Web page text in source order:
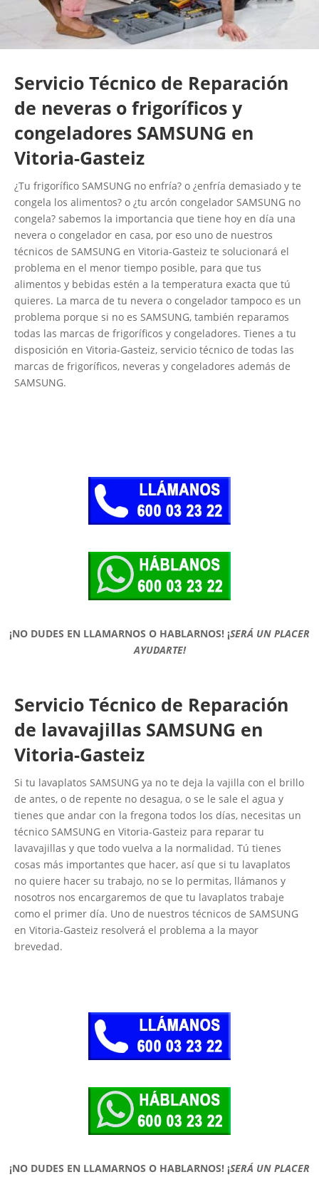
Servicio Técnico de Reparación
de neveras o frigoríficos y
congeladores SAMSUNG en
Vitoria-Gasteiz
¿Tu frigorífico SAMSUNG no enfría? o ¿enfría demasiado y te
congela los alimentos? o ¿tu arcón congelador SAMSUNG no
congela? sabemos la importancia que tiene hoy en día una
nevera o congelador en casa, por eso uno de nuestros
técnicos de SAMSUNG en Vitoria-Gasteiz te solucionará el
problema en el menor tiempo posible, para que tus
alimentos y bebidas estén a la temperatura exacta que tú
quieres. La marca de tu nevera o congelador tampoco es un
problema porque si no es SAMSUNG, también reparamos
todas las marcas de frigoríficos y congeladores. Tienes a tu
disposición en Vitoria-Gasteiz, servicio técnico de todas las
marcas de frigoríficos, neveras y congeladores además de
SAMSUNG.
¡NO DUDES EN LLAMARNOS O HABLARNOS! ¡SERÁ UN PLACER
AYUDARTE!
Servicio Técnico de Reparación
de lavavajillas SAMSUNG en
Vitoria-Gasteiz
Si tu lavaplatos SAMSUNG ya no te deja la vajilla con el brillo
de antes, o de repente no desagua, o se le sale el agua y
tienes que andar con la fregona todos los días, necesitas un
técnico SAMSUNG en Vitoria-Gasteiz para reparar tu
lavavajillas y que todo vuelva a la normalidad. Tú tienes
cosas más importantes que hacer, así que si tu lavaplatos
no quiere hacer su trabajo, no se lo permitas, llámanos y
nosotros nos encargaremos de que tu lavaplatos trabaje
como el primer día. Uno de nuestros técnicos de SAMSUNG
en Vitoria-Gasteiz resolverá el problema a la mayor
brevedad.
¡NO DUDES EN LLAMARNOS O HABLARNOS! ¡SERÁ UN PLACER